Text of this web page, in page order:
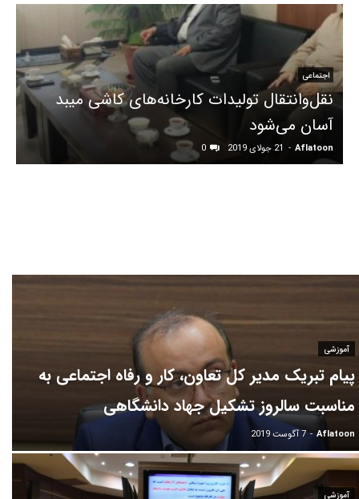
اجتماعی
نقل‌وانتقال تولیدات کارخانه‌های کاشی میبد
آسان می‌شود
Aflatoon
- 21 جولای 2019 0
آموزشی
پیام تبریک مدیر کل تعاون، کار و رفاه اجتماعی به
مناسبت سالروز تشکیل جهاد دانشگاهی
Aflatoon
- 7 آگوست 2019
آموزشی